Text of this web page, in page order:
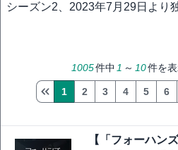
シーズン2、2023年7月29日より
1005件中 1 ～ 10件を表
1 2 3 4 5 6
【「フォーハン